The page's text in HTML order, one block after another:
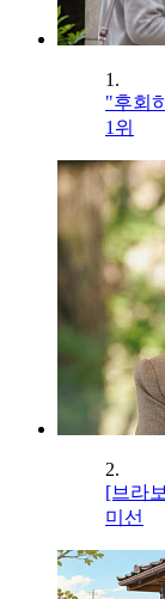
1.
"후회
1위
2.
[브라
미선